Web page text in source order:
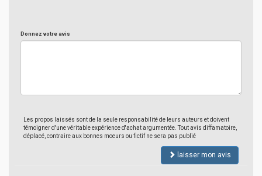
Donnez votre avis
Les propos laissés sont de la seule responsabilité de leurs auteurs et doivent
témoigner d'une véritable expérience d'achat argumentée. Tout avis diffamatoire,
déplacé, contraire aux bonnes moeurs ou fictif ne sera pas publié
laisser mon avis